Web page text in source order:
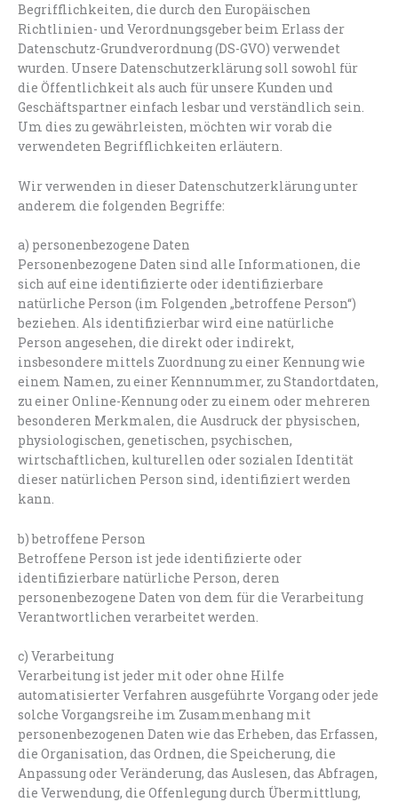
Begrifflichkeiten, die durch den Europäischen
Richtlinien- und Verordnungsgeber beim Erlass der
Datenschutz-Grundverordnung (DS-GVO) verwendet
wurden. Unsere Datenschutzerklärung soll sowohl für
die Öffentlichkeit als auch für unsere Kunden und
Geschäftspartner einfach lesbar und verständlich sein.
Um dies zu gewährleisten, möchten wir vorab die
verwendeten Begrifflichkeiten erläutern.
Wir verwenden in dieser Datenschutzerklärung unter
anderem die folgenden Begriffe:
a) personenbezogene Daten
Personenbezogene Daten sind alle Informationen, die
sich auf eine identifizierte oder identifizierbare
natürliche Person (im Folgenden „betroffene Person“)
beziehen. Als identifizierbar wird eine natürliche
Person angesehen, die direkt oder indirekt,
insbesondere mittels Zuordnung zu einer Kennung wie
einem Namen, zu einer Kennnummer, zu Standortdaten,
zu einer Online-Kennung oder zu einem oder mehreren
besonderen Merkmalen, die Ausdruck der physischen,
physiologischen, genetischen, psychischen,
wirtschaftlichen, kulturellen oder sozialen Identität
dieser natürlichen Person sind, identifiziert werden
kann.
b) betroffene Person
Betroffene Person ist jede identifizierte oder
identifizierbare natürliche Person, deren
personenbezogene Daten von dem für die Verarbeitung
Verantwortlichen verarbeitet werden.
c) Verarbeitung
Verarbeitung ist jeder mit oder ohne Hilfe
automatisierter Verfahren ausgeführte Vorgang oder jede
solche Vorgangsreihe im Zusammenhang mit
personenbezogenen Daten wie das Erheben, das Erfassen,
die Organisation, das Ordnen, die Speicherung, die
Anpassung oder Veränderung, das Auslesen, das Abfragen,
die Verwendung, die Offenlegung durch Übermittlung,